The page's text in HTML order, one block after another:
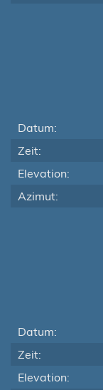
Datum:
Zeit:
Elevation:
Azimut:
Datum:
Zeit:
Elevation: